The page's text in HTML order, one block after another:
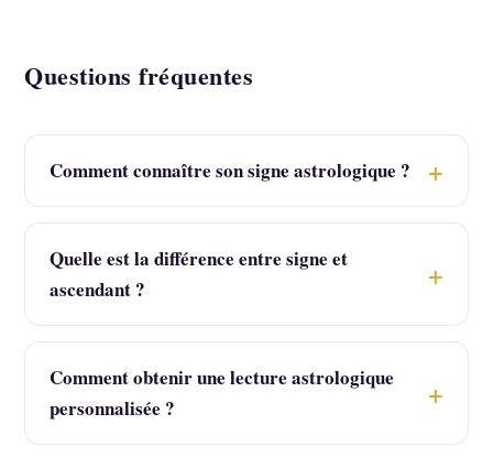
Questions fréquentes
Comment connaître son signe astrologique ?
Quelle est la différence entre signe et
ascendant ?
Comment obtenir une lecture astrologique
personnalisée ?